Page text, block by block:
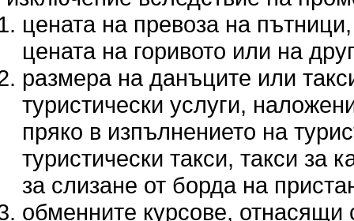
цената на превоза на
цената на горивото или на
размера на данъците или
туристически услуги,
пряко в изпълнението на
туристически такси, такси за
за слизане от борда на
обменните курсове, отнасящи